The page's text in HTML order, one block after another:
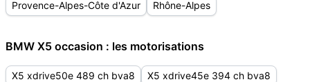
Provence-Alpes-Côte d'Azur
Rhône-Alpes
BMW X5 occasion : les motorisations
X5 xdrive50e 489 ch bva8
X5 xdrive45e 394 ch bva8